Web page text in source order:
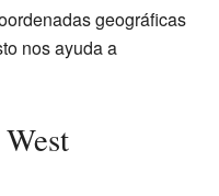
geográficas
nos ayuda a